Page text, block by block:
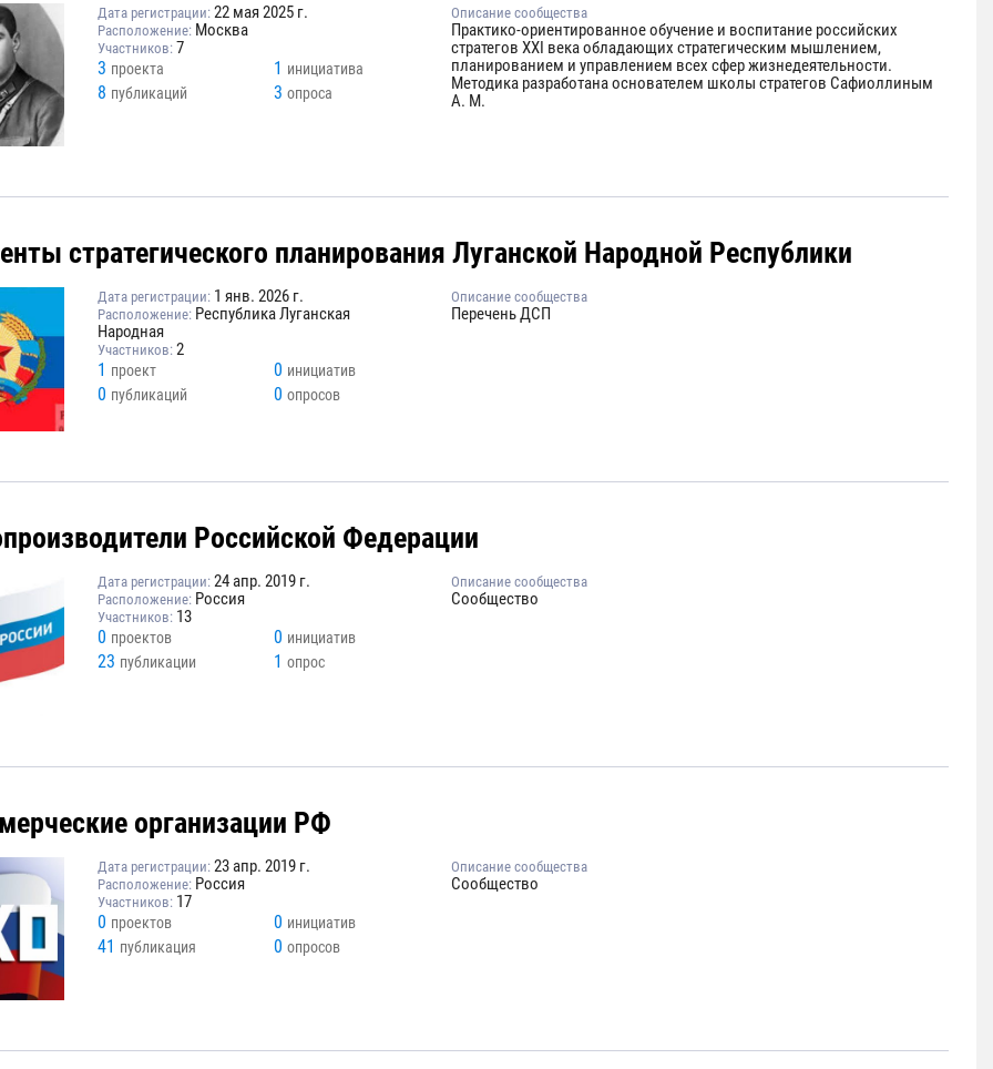
Дата регистрации: 22 мая 2025 г.
Расположение: Москва
Участников: 7
3 проекта 1 инициатива
8 публикаций 3опроса
Описание сообщества
Практико-ориентированное обучение и воспитание российских
стратегов XXI века обладающих стратегическим мышлением,
планированием и управлением всех сфер жизнедеятельности.
Методика разработана основателем школы стратегов Сафиоллиным
А. М.
стратегического планирования Луганской Народной Республики
Дата регистрации: 1 янв. 2026 г.
Расположение: Республика Луганская
Народная
Участников: 2
1 проект 0 инициатив
0 публикаций 0опросов
Описание сообщества
Перечень ДСП
Российской Федерации
Дата регистрации: 24 апр. 2019 г.
Расположение: Россия
Участников: 13
0 проектов 0 инициатив
23 публикации 1опрос
Описание сообщества
Сообщество
организации РФ
Дата регистрации: 23 апр. 2019 г.
Расположение: Россия
Участников: 17
0 проектов 0 инициатив
41 публикация 0опросов
Описание сообщества
Сообщество